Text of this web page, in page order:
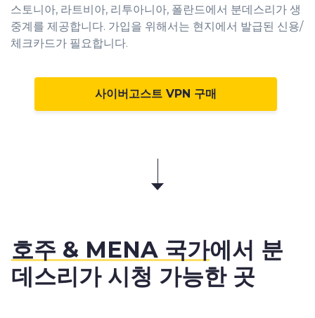
스토니아, 라트비아, 리투아니아, 폴란드에서 분데스리가 생
중계를 제공합니다. 가입을 위해서는 현지에서 발급된 신용/
체크카드가 필요합니다.
사이버고스트 VPN 구매
호주 & MENA 국가에서 분
데스리가 시청 가능한 곳